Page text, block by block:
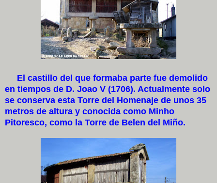
El castillo del que formaba parte fue demolido
en tiempos de D. Joao V (1706). Actualmente solo
se conserva esta Torre del Homenaje de unos 35
metros de altura y conocida como Minho
Pitoresco, como la Torre de Belen del Miño.